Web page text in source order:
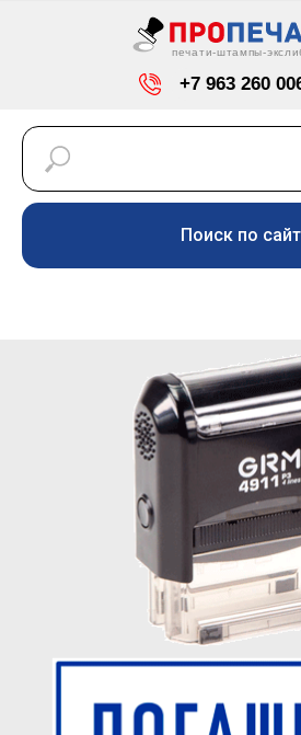
+7 963 260
Красноярск, ул. Светлогорская, 7
с 9-00 до 18-00
печати-штампы-
info@pro-pechaty24.ru
Поиск по